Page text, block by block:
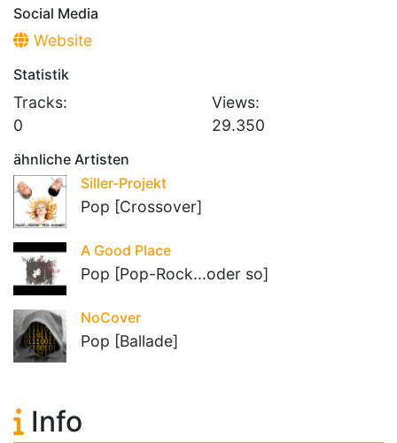
Social Media
Website
Statistik
Tracks:
0
Views:
29.350
ähnliche Artisten
Siller-Projekt
Pop [Crossover]
A Good Place
Pop [Pop-Rock...oder so]
NoCover
Pop [Ballade]
Info